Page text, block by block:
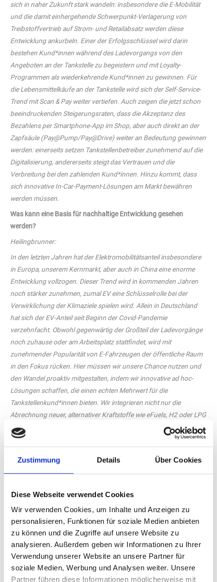
Zustimmung Details Über Cookies
Diese Webseite verwendet Cookies
Wir verwenden Cookies, um Inhalte und Anzeigen zu
personalisieren, Funktionen für soziale Medien anbieten
zu können und die Zugriffe auf unsere Website zu
analysieren. Außerdem geben wir Informationen zu Ihrer
Verwendung unserer Website an unsere Partner für
soziale Medien, Werbung und Analysen weiter. Unsere
Partner führen diese Informationen möglicherweise mit
sich in naher Zukunft stark wandeln: insbesondere die E-Mobilität
und die damit einhergehende Schwerpunkt-Verlagerung von
Treibstoffvertrieb auf Strom- und Retailabsatz werden diese
Entwicklung ankurbeln. Einer der Erfolgsschlüssel wird darin
bestehen Kund*innen während des Ladevorgangs von den
Angeboten an der Tankstelle zu begeistern und mit Loyalty-
Programmen als wiederkehrende Kund*innen zu gewinnen. Für
die Lebensmittelkäufe an der Tankstelle wird sich der Self-Service-
Trend mit Scan & Pay weiter vertiefen. Auch zeigen die jetzt schon
beeindruckenden Steigerungsraten, dass die Akzeptanz des
Bezahlens per Smartphone-App im Shop, aber auch direkt an der
Zapfsäule (Pay@Pump/Pay@Drive) weiter an Bedeutung gewinnen
werden: einerseits setzen Tankstellenbetreiber zunehmend auf die
Digitalisierung, andererseits steigt das Vertrauen und die
Verbreitung bei den zahlenden Kund*innen. Hinzu kommt, dass
sich innovative In-Car-Payment-Lösungen am Markt bewähren
werden müssen.
Was kann eine Basis für nachhaltige Entwicklung gesehen
werden?
Heilingbrunner:
In den letzten Jahren hat der Elektromobilitätsanteil insbesondere
in Europa, unserem Kernmarkt, aber auch in China eine enorme
Entwicklung vollzogen. Dieser Trend wird in kommenden Jahren
noch stärker zunehmen, zumal EV eine Schlüsselrolle bei der
Verwirklichung der Klimaziele spielen wird. Allein in Deutschland
hat sich der EV-Anteil seit Beginn der Covid-Pandemie
verzehnfacht. Obwohl gegenwärtig der Großteil der Ladevorgänge
noch zuhause oder am Arbeitsplatz stattfindet, wird mit
zunehmender Popularität von E-Fahrzeugen der öffentliche Raum
in den Fokus rücken. Hier müssen wir unsere Chance nutzen und
den Wandel proaktiv mitgestalten, indem wir innovative ad hoc-
Lösungen schaffen, die einen echten Mehrwert für die
Tankstellenkund*innen bieten. Wir integrieren nicht nur die
Abrechnung neuer, alternativer Kraftstoffe wie eFuels, H2 oder LPG
in unsere Systeme. Speziell für den rasant wachsenden Bereich des
Ladens von Elektroautos haben wir neue Lösungen entwickelt. Die
Abrechnung von Elektroladen und Shopverkäufen in nur einem
Schritt. Die Anbindung an die Tankautomaten ermöglicht die
PowerPay haben wir ein kosteneffizientes Kiosk-Bezahlterminal
entwickelt, das PCI-konforme Kartenzahlung für mehrere
Ladepunkte ermöglicht und gleichzeitig die Anforderungen der
Ladesäulenverordnung erfüllt. Aber nicht nur die Verbindung der
einzelnen Systeme ist relevant. Die Intelligenz im Hintergrund wird
in Zukunft eine immer wichtigere Rolle spielen. Das Thema AI –
momentan in Form von ChatGPT in aller Munde – wird auch für